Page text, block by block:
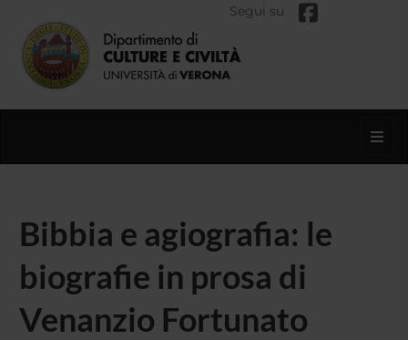
Segui su
Bibbia e agiografia: le
biografie in prosa di
Venanzio Fortunato